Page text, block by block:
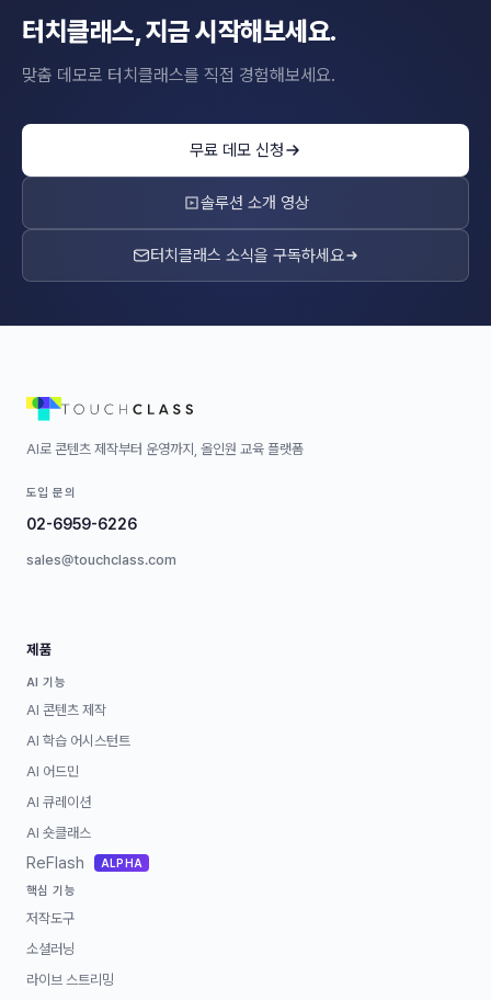
터치클래스, 지금 시작해보세요.
맞춤 데모로 터치클래스를 직접 경험해보세요.
무료 데모 신청
솔루션 소개 영상
터치클래스 소식을 구독하세요
AI로 콘텐츠 제작부터 운영까지, 올인원 교육 플랫폼
도입 문의
02-6959-6226
sales@touchclass.com
제품
AI 기능
AI 콘텐츠 제작
AI 학습 어시스턴트
AI 어드민
AI 큐레이션
AI 숏클래스
ReFlash ALPHA
핵심 기능
저작도구
소셜러닝
라이브 스트리밍